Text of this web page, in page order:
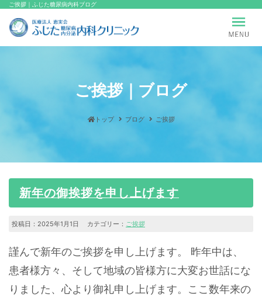
ご挨拶｜ふじた糖尿病内科ブログ
ご挨拶｜ブログ
トップ ブログ ご挨拶
新年の御挨拶を申し上げます
投稿日：2025年1月1日 カテゴリー： ご挨拶
謹んで新年のご挨拶を申し上げます。 昨年中は、
患者様方々、そして地域の皆様方に大変お世話にな
りました、心より御礼申し上げます。ここ数年来の